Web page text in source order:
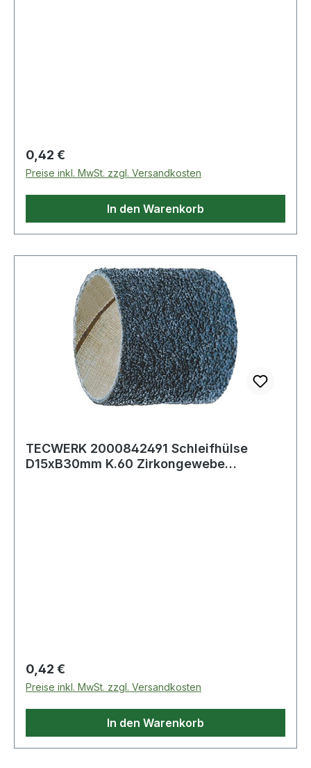
Regulärer Preis:
0,42 €
Preise inkl. MwSt. zzgl. Versandkosten
In den Warenkorb
TECWERK 2000842491 Schleifhülse
D15xB30mm K.60 Zirkongewebe
Regulärer Preis:
0,42 €
Preise inkl. MwSt. zzgl. Versandkosten
In den Warenkorb